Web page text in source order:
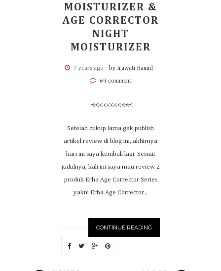
MOISTURIZER &
AGE CORRECTOR
NIGHT
MOISTURIZER
7 years ago by Irawati Hamid
69 comment
Setelah cukup lama gak publish
artikel review di blog ini, akhirnya
hari ini saya kembali lagi. Sesuai
judulnya, kali ini saya mau review 2
produk Erha Age Corrector Series
yakni Erha Age Corrector...
CONTINUE READING